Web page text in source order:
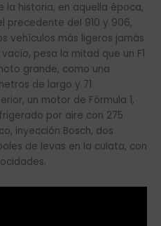
la historia, en aquella época,
precedente del 910 y 906,
vehículos más ligeros jamás
pesa la mitad que un F1
grande, como una
de largo y 71
un motor de Fórmula 1,
por aire con 275
inyección Bosch, dos
de levas en la culata, con